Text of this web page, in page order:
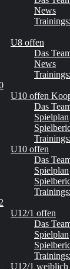
News
U8 offen
Das
News
U10 offen
Das
Spielplan
U10 offen
Das
Spielplan
U12/1 offen
Das
Spielplan
U12/1 weiblich